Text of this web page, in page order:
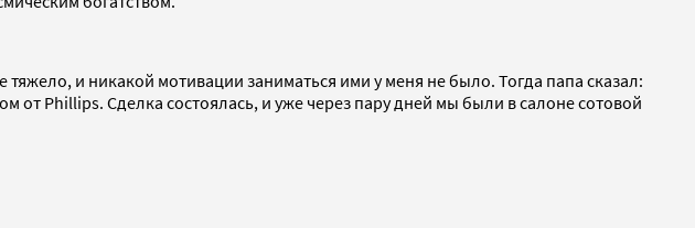
и никакой мотивации заниматься ими у меня не было. Тогда папа сказал:
Phillips. Сделка состоялась, и уже через пару дней мы были в салоне сотовой